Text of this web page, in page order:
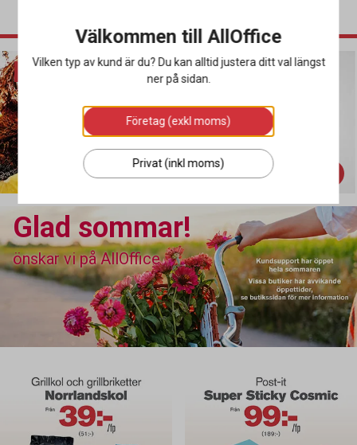
Läsk Coca-Cola
Glad sommar!
önskar vi på AllOffice
Välkommen till AllOffice
Vilken typ av kund är du? Du kan alltid justera ditt val längst
ner på sidan.
Företag (exkl moms)
Privat (inkl moms)